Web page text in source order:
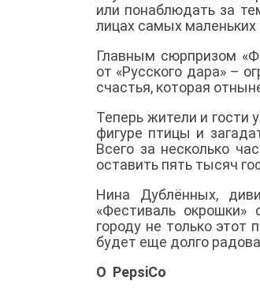
или понаблюдать за
лицах самых маленьких
Главным сюрпризом
от «Русского дара» –
счастья, которая
Теперь жители и гости
фигуре птицы и
Всего за несколько
оставить пять тысяч
Нина Дублённых,
«Фестиваль
городу не только этот
будет еще долго
О PepsiCo